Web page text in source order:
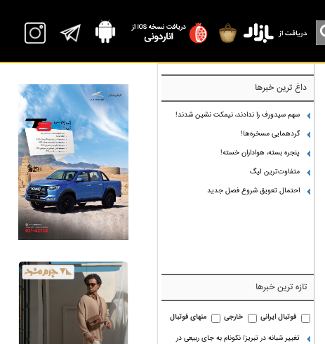
داغ ترین خبرها
سهم سیدورف را ندادند، نیمکت نشین شدند!
گردهمایی مسخره‌ها!
پنجره بسته، هواداران خسته!
متفاوت‌ترین لیگ
احتمال تعویق شروع فصل جدید
تازه ترین خبرها
فوتبال ایرانی خارجی
منهای فوتبال
تغییر شبانه در تبریز/ نکونام به جای ربیعی در